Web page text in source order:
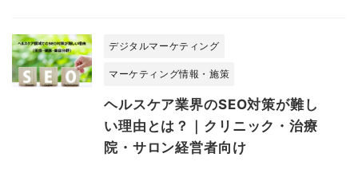
デジタルマーケティング
マーケティング情報・施策
ヘルスケア業界のSEO対策が難し
い理由とは？｜クリニック・治療
院・サロン経営者向け